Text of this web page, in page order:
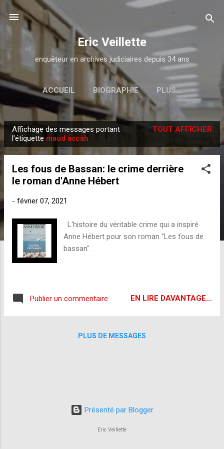
Eric Veillette
enquêteur en archives judiciaires depuis 34 ans
ACCUEIL BIOGRAPHIE PLUS…
M
e
Affichage des messages portant
l'étiquette maud ascah
TOUT AFFICHER
Les fous de Bassan: le crime derrière
le roman d'Anne Hébert
- février 07, 2021
L'histoire du véritable crime qui a inspiré
Anne Hébert pour son roman "Les fous de
bassan".
Publier un commentaire EN LIRE DAVANTAGE...
PLUS DE MESSAGES
Présenté par Blogger
Eric Veillette